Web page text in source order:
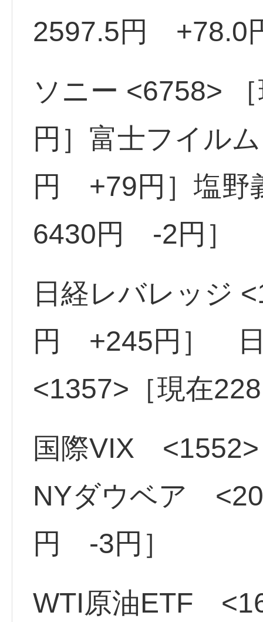
2597.5円 +78.0
ソニー <6758>
円］富士フイル
円 +79円］塩野
6430円 -2円］
日経レバレッジ
円 +245円］ 日
<1357>［現在
国際VIX
NYダウベア
円 -3円］
WTI原油ETF